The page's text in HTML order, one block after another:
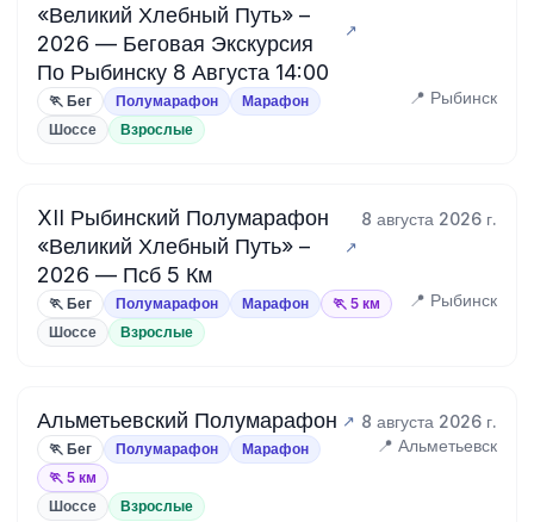
«Великий Хлебный Путь» –
2026 — Беговая Экскурсия
По Рыбинску 8 Августа 14:00
🏃 Бег Полумарафон Марафон 📍 Рыбинск
Шоссе Взрослые
XII Рыбинский Полумарафон
«Великий Хлебный Путь» –
2026 — Псб 5 Км
8 августа 2026 г.
🏃 Бег Полумарафон Марафон 🏃 5 км 📍 Рыбинск
Шоссе Взрослые
Альметьевский Полумарафон 8 августа 2026 г.
🏃 Бег Полумарафон
Марафон
🏃 5 км
📍 Альметьевск
Шоссе Взрослые